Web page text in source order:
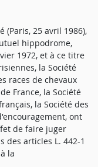
25 avril 1986),
hippodrome,
1972, et à ce titre
la Société
races de chevaux
France, la Société
la Société des
ont
de faire juger
des articles L. 442-1
la